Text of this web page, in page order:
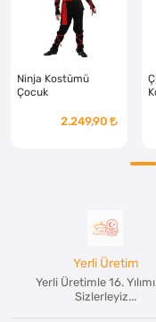
Ninja Kostümü
Çocuk
2.249,90
Yerli Üretim
Yerli Üretimle 16.
Sizlerleyiz...